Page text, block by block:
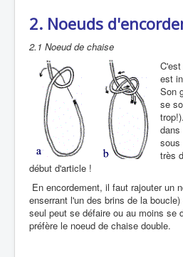
2. Noeuds
2.1 Noeud de chaise
est
Son
se
dans
sous
très
début d'article !
En encordement, il faut rajouter un
enserrant l'un des brins de la
seul peut se défaire ou au moins se
préfère le noeud de chaise double.